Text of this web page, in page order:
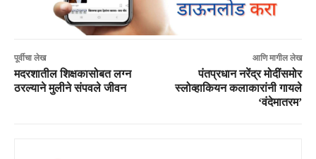
पूर्वीचा लेख
मदरशातील शिक्षकासोबत लग्न
ठरल्याने मुलीने संपवले जीवन
आणि मागील लेख
पंतप्रधान नरेंद्र मोदींसमोर
स्लोव्हाकियन कलाकारांनी गायले
‘वंदेमातरम’